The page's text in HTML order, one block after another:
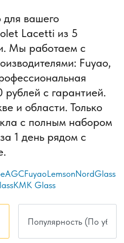
для вашего
Lacetti из 5
Мы работаем с
Fuyao,
рублей с гарантией.
и области. Только
с полным набором
1 день рядом с
AGCFuyaoLemsonNordGlass
КМК Glass